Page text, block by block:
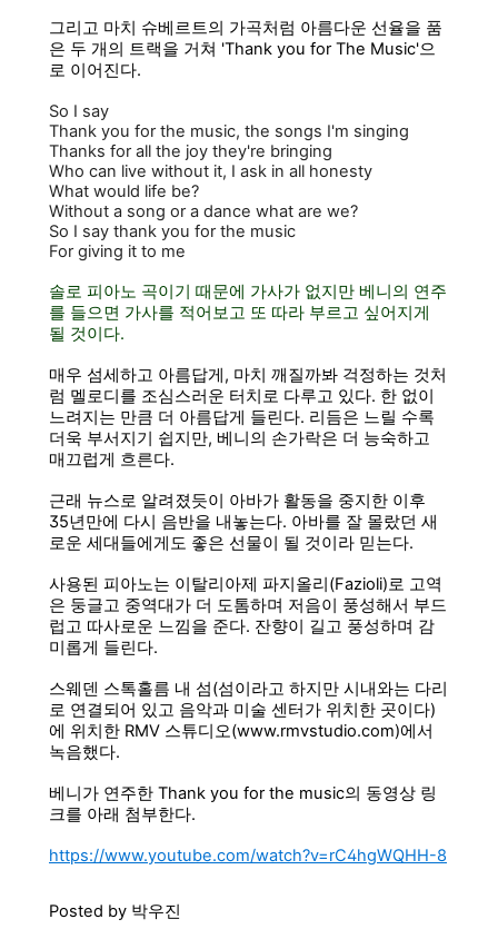
그리고 마치 슈베르트의 가곡처럼 아름다운 선율을 품
은 두 개의 트랙을 거쳐 'Thank you for The Music'으
로 이어진다.
So I say
Thank you for the music, the songs I'm singing
Thanks for all the joy they're bringing
Who can live without it, I ask in all honesty
What would life be?
Without a song or a dance what are we?
So I say thank you for the music
For giving it to me
솔로 피아노 곡이기 때문에 가사가 없지만 베니의 연주
를 들으면 가사를 적어보고 또 따라 부르고 싶어지게
될 것이다.
매우 섬세하고 아름답게, 마치 깨질까봐 걱정하는 것처
럼 멜로디를 조심스러운 터치로 다루고 있다. 한 없이
느려지는 만큼 더 아름답게 들린다. 리듬은 느릴 수록
더욱 부서지기 쉽지만, 베니의 손가락은 더 능숙하고
매끄럽게 흐른다.
근래 뉴스로 알려졌듯이 아바가 활동을 중지한 이후
35년만에 다시 음반을 내놓는다. 아바를 잘 몰랐던 새
로운 세대들에게도 좋은 선물이 될 것이라 믿는다.
사용된 피아노는 이탈리아제 파지올리(Fazioli)로 고역
은 둥글고 중역대가 더 도톰하며 저음이 풍성해서 부드
럽고 따사로운 느낌을 준다. 잔향이 길고 풍성하며 감
미롭게 들린다.
스웨덴 스톡홀름 내 섬(섬이라고 하지만 시내와는 다리
로 연결되어 있고 음악과 미술 센터가 위치한 곳이다)
에 위치한 RMV 스튜디오(www.rmvstudio.com)에서
녹음했다.
베니가 연주한 Thank you for the music의 동영상 링
크를 아래 첨부한다.
https://www.youtube.com/watch?v=rC4hgWQHH-8
Posted by 박우진